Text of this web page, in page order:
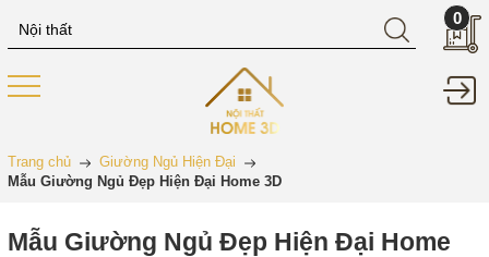
0
Trang chủ
Giường Ngủ Hiện Đại
Mẫu Giường Ngủ Đẹp Hiện Đại Home 3D
Mẫu Giường Ngủ Đẹp Hiện Đại Home